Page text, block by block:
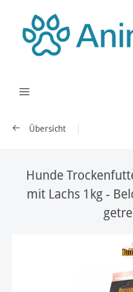
Übersicht
Hunde
mit Lachs 1kg -